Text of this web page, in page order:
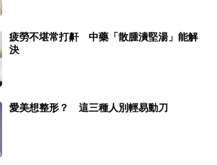
疲勞不堪常打鼾 中藥「散腫潰堅湯」能解
決
愛美想整形？ 這三種人別輕易動刀